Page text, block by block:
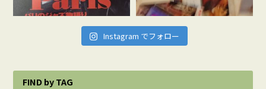
Instagram でフォロー
FIND by TAG